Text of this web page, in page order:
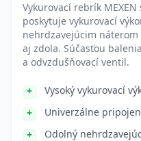
Vykurovací rebrík
poskytuje vykurovací
nehrdzavejúcim
aj zdola. Súčasťou
a odvzdušňovací ventil.
Vysoký vykurovací
Univerzálne
Odolný